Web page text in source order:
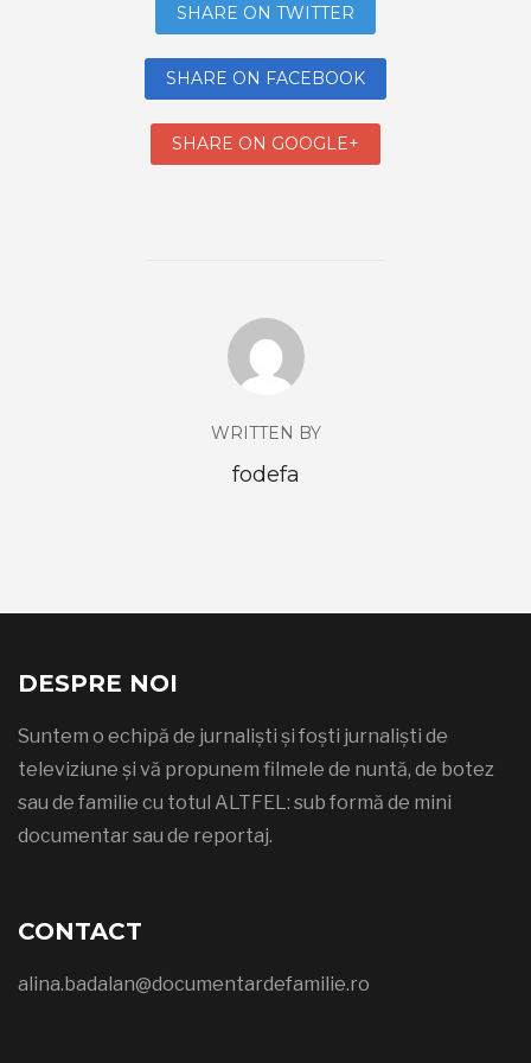
SHARE ON TWITTER
SHARE ON FACEBOOK
SHARE ON GOOGLE+
WRITTEN BY
fodefa
DESPRE NOI
Suntem o echipă de jurnaliști și foști jurnaliști de
televiziune și vă propunem filmele de nuntă, de botez
sau de familie cu totul ALTFEL: sub formă de mini
documentar sau de reportaj.
CONTACT
alina.badalan@documentardefamilie.ro